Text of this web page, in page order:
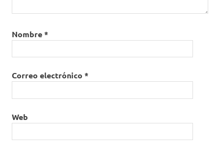
Nombre*
Correo electrónico *
Web